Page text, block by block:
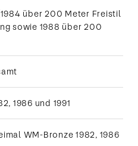
über 200 Meter Freistil
sowie 1988 über 200
1986 und 1991
WM-Bronze 1982, 1986